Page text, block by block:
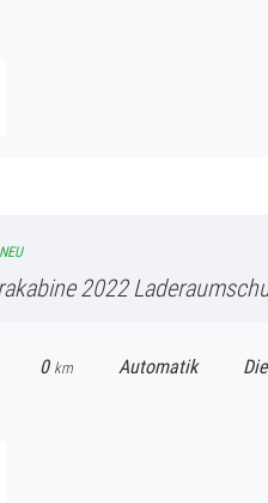
NEU
2022 Laderaumschutzwanne
0 km Automatik